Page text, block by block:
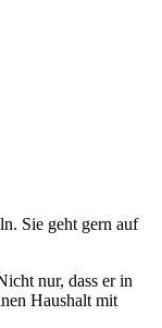
Sie geht gern auf
nur, dass er in
Haushalt mit